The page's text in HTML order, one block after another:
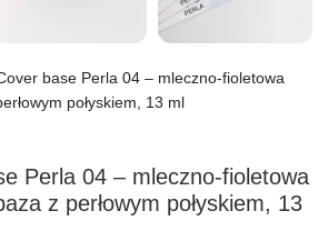
base Perla 04 – mleczno-fioletowa
połyskiem, 13 ml
Perla 04 – mleczno-fioletowa
z perłowym połyskiem, 13